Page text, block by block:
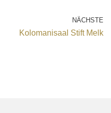
NÄCHSTE
Kolomanisaal Stift Melk